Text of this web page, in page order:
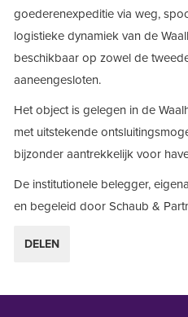
goederenexpeditie via weg,
logistieke dynamiek van de
beschikbaar op zowel de
aaneengesloten.
Het object is gelegen in de
met uitstekende
bijzonder aantrekkelijk voor
De institutionele belegger,
en begeleid door Schaub &
DELEN